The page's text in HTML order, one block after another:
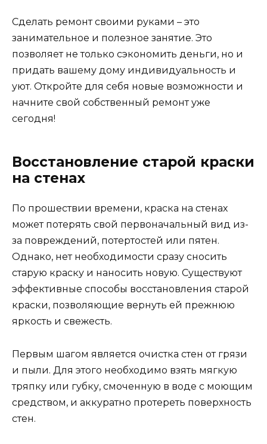
Сделать ремонт своими руками – это
занимательное и полезное занятие. Это
позволяет не только сэкономить деньги, но и
придать вашему дому индивидуальность и
уют. Откройте для себя новые возможности и
начните свой собственный ремонт уже
сегодня!
Восстановление старой краски
на стенах
По прошествии времени, краска на стенах
может потерять свой первоначальный вид из-
за повреждений, потертостей или пятен.
Однако, нет необходимости сразу сносить
старую краску и наносить новую. Существуют
эффективные способы восстановления старой
краски, позволяющие вернуть ей прежнюю
яркость и свежесть.
Первым шагом является очистка стен от грязи
и пыли. Для этого необходимо взять мягкую
тряпку или губку, смоченную в воде с моющим
средством, и аккуратно протереть поверхность
стен.